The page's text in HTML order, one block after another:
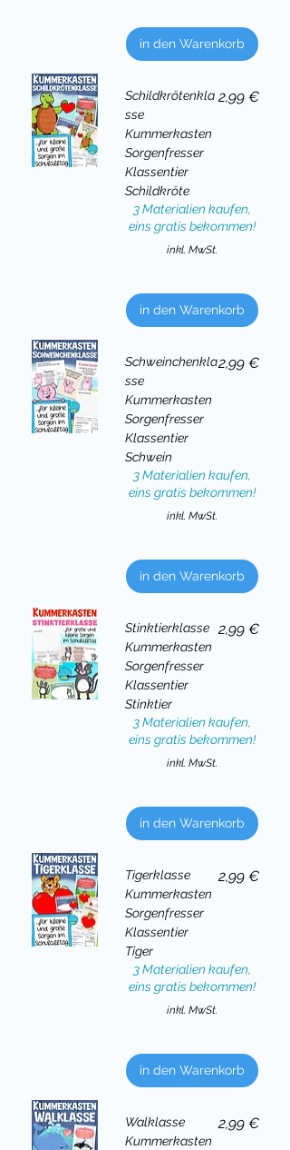
in den Warenkorb
Schildkrötenkla
sse
Kummerkasten
Sorgenfresser
Klassentier
Schildkröte
Preis
2,99 €
3 Materialien kaufen,
eins gratis bekommen!
inkl. MwSt.
in den Warenkorb
Schweinchenkla
sse
Kummerkasten
Sorgenfresser
Klassentier
Schwein
Preis
2,99 €
3 Materialien kaufen,
eins gratis bekommen!
inkl. MwSt.
in den Warenkorb
Stinktierklasse
Kummerkasten
Sorgenfresser
Klassentier
Stinktier
Preis
2,99 €
3 Materialien kaufen,
eins gratis bekommen!
inkl. MwSt.
in den Warenkorb
Tigerklasse
Kummerkasten
Sorgenfresser
Klassentier
Tiger
Preis
2,99 €
3 Materialien kaufen,
eins gratis bekommen!
inkl. MwSt.
in den Warenkorb
Walklasse
Kummerkasten
Preis
2,99 €